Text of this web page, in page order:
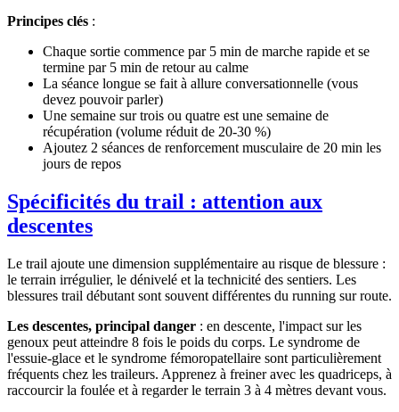
Principes clés :
Chaque sortie commence par 5 min de marche rapide et se
termine par 5 min de retour au calme
La séance longue se fait à allure conversationnelle (vous
devez pouvoir parler)
Une semaine sur trois ou quatre est une semaine de
récupération (volume réduit de 20-30 %)
Ajoutez 2 séances de renforcement musculaire de 20 min les
jours de repos
Spécificités du trail : attention aux
descentes
Le trail ajoute une dimension supplémentaire au risque de blessure :
le terrain irrégulier, le dénivelé et la technicité des sentiers. Les
blessures trail débutant sont souvent différentes du running sur route.
Les descentes, principal danger : en descente, l'impact sur les
genoux peut atteindre 8 fois le poids du corps. Le syndrome de
l'essuie-glace et le syndrome fémoropatellaire sont particulièrement
fréquents chez les traileurs. Apprenez à freiner avec les quadriceps, à
raccourcir la foulée et à regarder le terrain 3 à 4 mètres devant vous.